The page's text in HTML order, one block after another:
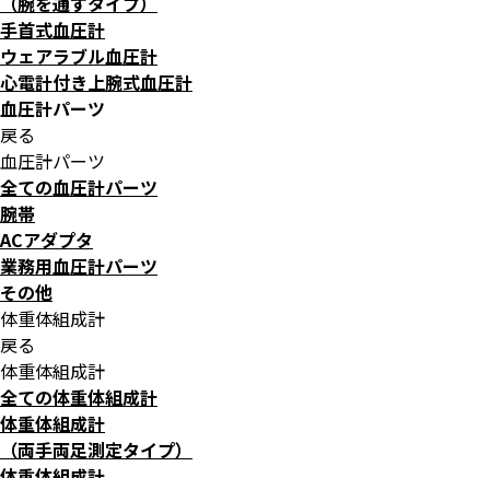
手首式血圧計
ウェアラブル血圧計
心電計付き上腕式血圧計
血圧計パーツ
戻る
血圧計パーツ
全ての血圧計パーツ
腕帯
ACアダプタ
業務用血圧計パーツ
その他
体重体組成計
戻る
体重体組成計
全ての体重体組成計
体重体組成計
（両手両足測定タイプ）